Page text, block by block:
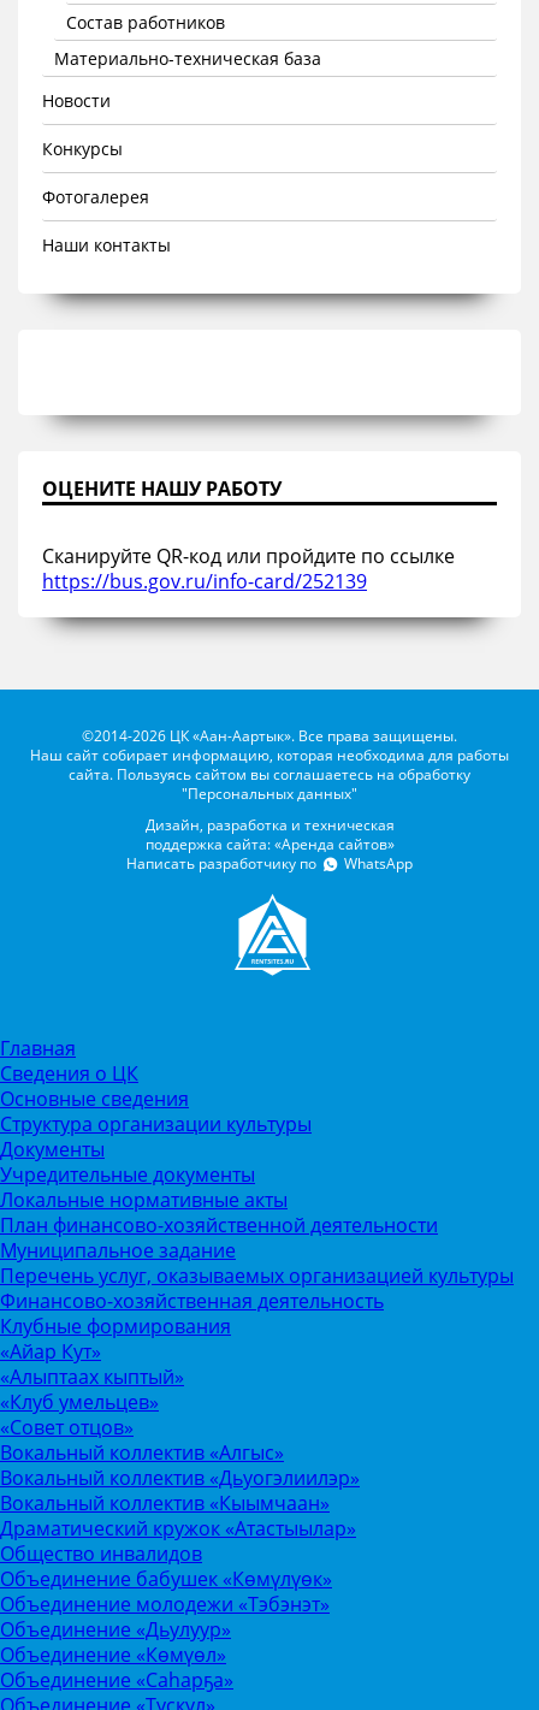
Состав работников
Материально-техническая база
Новости
Конкурсы
Фотогалерея
Наши контакты
ОЦЕНИТЕ НАШУ РАБОТУ
Сканируйте QR-код или пройдите по ссылке
https://bus.gov.ru/info-card/252139
©2014-2026 ЦК «Аан-Аартык». Все права защищены.
Наш сайт собирает информацию, которая необходима для работы
сайта. Пользуясь сайтом вы соглашаетесь на обработку
"Персональных данных"
Дизайн, разработка и техническая
поддержка сайта: «Аренда сайтов»
Написать разработчику по
WhatsApp
Главная
Сведения о ЦК
Основные сведения
Структура организации культуры
Документы
Учредительные документы
Локальные нормативные акты
План финансово-хозяйственной деятельности
Муниципальное задание
Перечень услуг, оказываемых организацией культуры
Финансово-хозяйственная деятельность
Клубные формирования
«Айар Кут»
«Алыптаах кыптый»
«Клуб умельцев»
«Совет отцов»
Вокальный коллектив «Алгыс»
Вокальный коллектив «Дьуогэлиилэр»
Вокальный коллектив «Кыымчаан»
Драматический кружок «Атастыылар»
Общество инвалидов
Объединение бабушек «Көмүлүөк»
Объединение молодежи «Тэбэнэт»
Объединение «Дьулуур»
Объединение «Көмүөл»
Объединение «Саhарҕа»